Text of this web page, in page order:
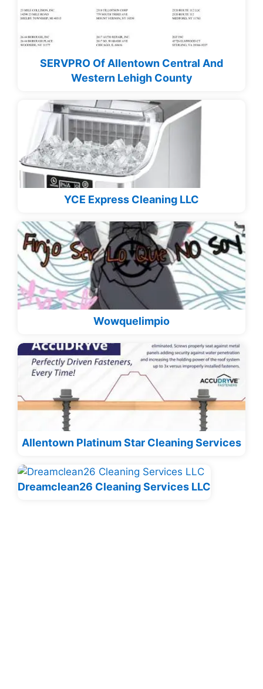
SERVPRO Of Allentown Central And
Western Lehigh County
YCE Express Cleaning LLC
Wowquelimpio
Allentown Platinum Star Cleaning Services
Dreamclean26 Cleaning Services LLC